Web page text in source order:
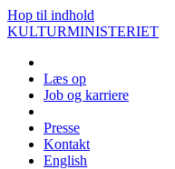
Hop til indhold
KULTURMINISTERIET
Læs op
Job og karriere
Presse
Kontakt
English